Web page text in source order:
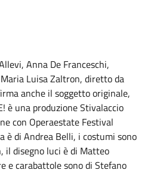
Anna De Franceschi,
Luisa Zaltron, diretto da
anche il soggetto originale,
è una produzione Stivalaccio
con Operaestate Festival
è di Andrea Belli, i costumi sono
il disegno luci è di Matteo
e carabattole sono di Stefano